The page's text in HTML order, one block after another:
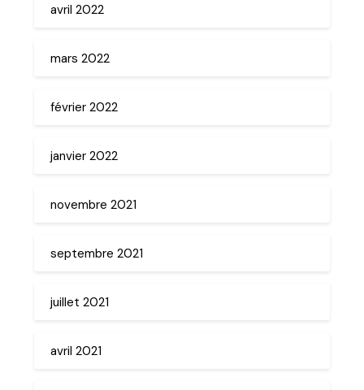
avril 2022
mars 2022
février 2022
janvier 2022
novembre 2021
septembre 2021
juillet 2021
avril 2021